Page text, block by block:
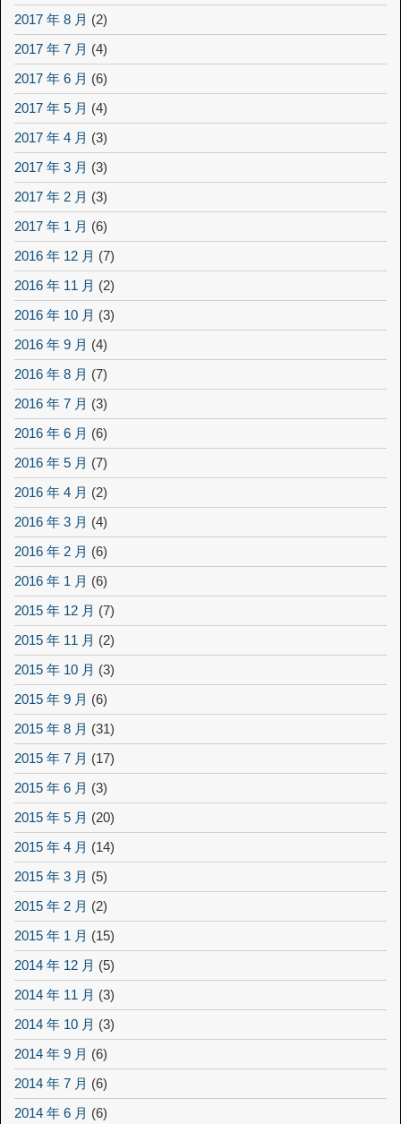
2017 年 8 月 (2)
2017 年 7 月 (4)
2017 年 6 月 (6)
2017 年 5 月 (4)
2017 年 4 月 (3)
2017 年 3 月 (3)
2017 年 2 月 (3)
2017 年 1 月 (6)
2016 年 12 月 (7)
2016 年 11 月 (2)
2016 年 10 月 (3)
2016 年 9 月 (4)
2016 年 8 月 (7)
2016 年 7 月 (3)
2016 年 6 月 (6)
2016 年 5 月 (7)
2016 年 4 月 (2)
2016 年 3 月 (4)
2016 年 2 月 (6)
2016 年 1 月 (6)
2015 年 12 月 (7)
2015 年 11 月 (2)
2015 年 10 月 (3)
2015 年 9 月 (6)
2015 年 8 月 (31)
2015 年 7 月 (17)
2015 年 6 月 (3)
2015 年 5 月 (20)
2015 年 4 月 (14)
2015 年 3 月 (5)
2015 年 2 月 (2)
2015 年 1 月 (15)
2014 年 12 月 (5)
2014 年 11 月 (3)
2014 年 10 月 (3)
2014 年 9 月 (6)
2014 年 7 月 (6)
2014 年 6 月 (6)